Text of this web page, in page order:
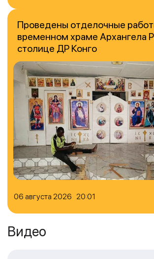
06 августа 2026 20:01
Проведены отделочные
временном храме Архангела
столице ДР Конго
Видео